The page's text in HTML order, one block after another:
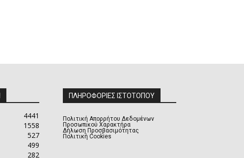
4441
1558
527
499
282
ΠΛΗΡΟΦΟΡΙΕΣ ΙΣΤΟΤΟΠΟΥ
Πολιτική Απορρήτου Δεδομένων
Προσωπικού Χαρακτήρα
Δήλωση Προσβασιμότητας
Πολιτική Cookies